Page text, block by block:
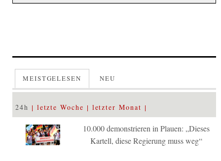
MEISTGELESEN NEU
24h letzte Woche letzter Monat
10.000 demonstrieren in Plauen: „Dieses
Kartell, diese Regierung muss weg“